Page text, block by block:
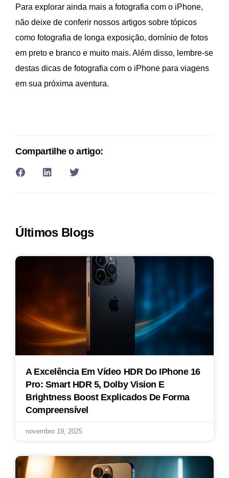
Para explorar ainda mais a fotografia com o iPhone,
não deixe de conferir nossos artigos sobre tópicos
como fotografia de longa exposição, domínio de fotos
em preto e branco e muito mais. Além disso, lembre-se
destas dicas de fotografia com o iPhone para viagens
em sua próxima aventura.
Compartilhe o artigo:
Últimos Blogs
A Excelência Em Vídeo HDR Do IPhone 16
Pro: Smart HDR 5, Dolby Vision E
Brightness Boost Explicados De Forma
Compreensível
novembro 19, 2025